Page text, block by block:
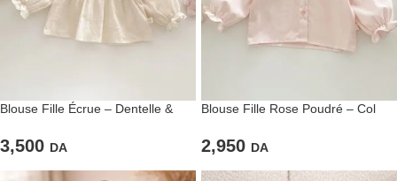
Blouse Fille Écrue – Dentelle &
3,500 DA
Blouse Fille Rose Poudré – Col
2,950 DA